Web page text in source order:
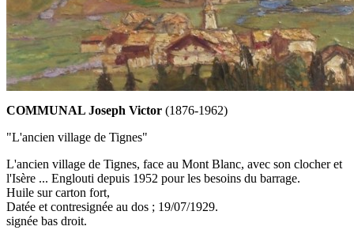
COMMUNAL Joseph Victor (1876-1962)
"L'ancien village de Tignes"
L'ancien village de Tignes, face au Mont Blanc, avec son clocher et
l'Isère ... Englouti depuis 1952 pour les besoins du barrage.
Huile sur carton fort,
Datée et contresignée au dos ; 19/07/1929.
signée bas droit.